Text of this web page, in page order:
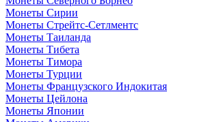
Монеты Сирии
Монеты Стрейтс-Сетлментс
Монеты Таиланда
Монеты Тибета
Монеты Тимора
Монеты Турции
Монеты Французского Индокитая
Монеты Цейлона
Монеты Японии